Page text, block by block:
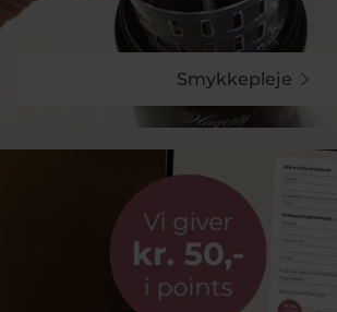
Smykkepleje